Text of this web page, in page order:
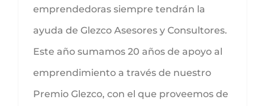
emprendedoras siempre tendrán la
ayuda de Glezco Asesores y Consultores.
Este año sumamos 20 años de apoyo al
emprendimiento a través de nuestro
Premio Glezco, con el que proveemos de